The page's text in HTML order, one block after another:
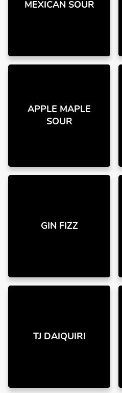
MEXICAN SOUR
APPLE MAPLE
SOUR
GIN FIZZ
TJ DAIQUIRI